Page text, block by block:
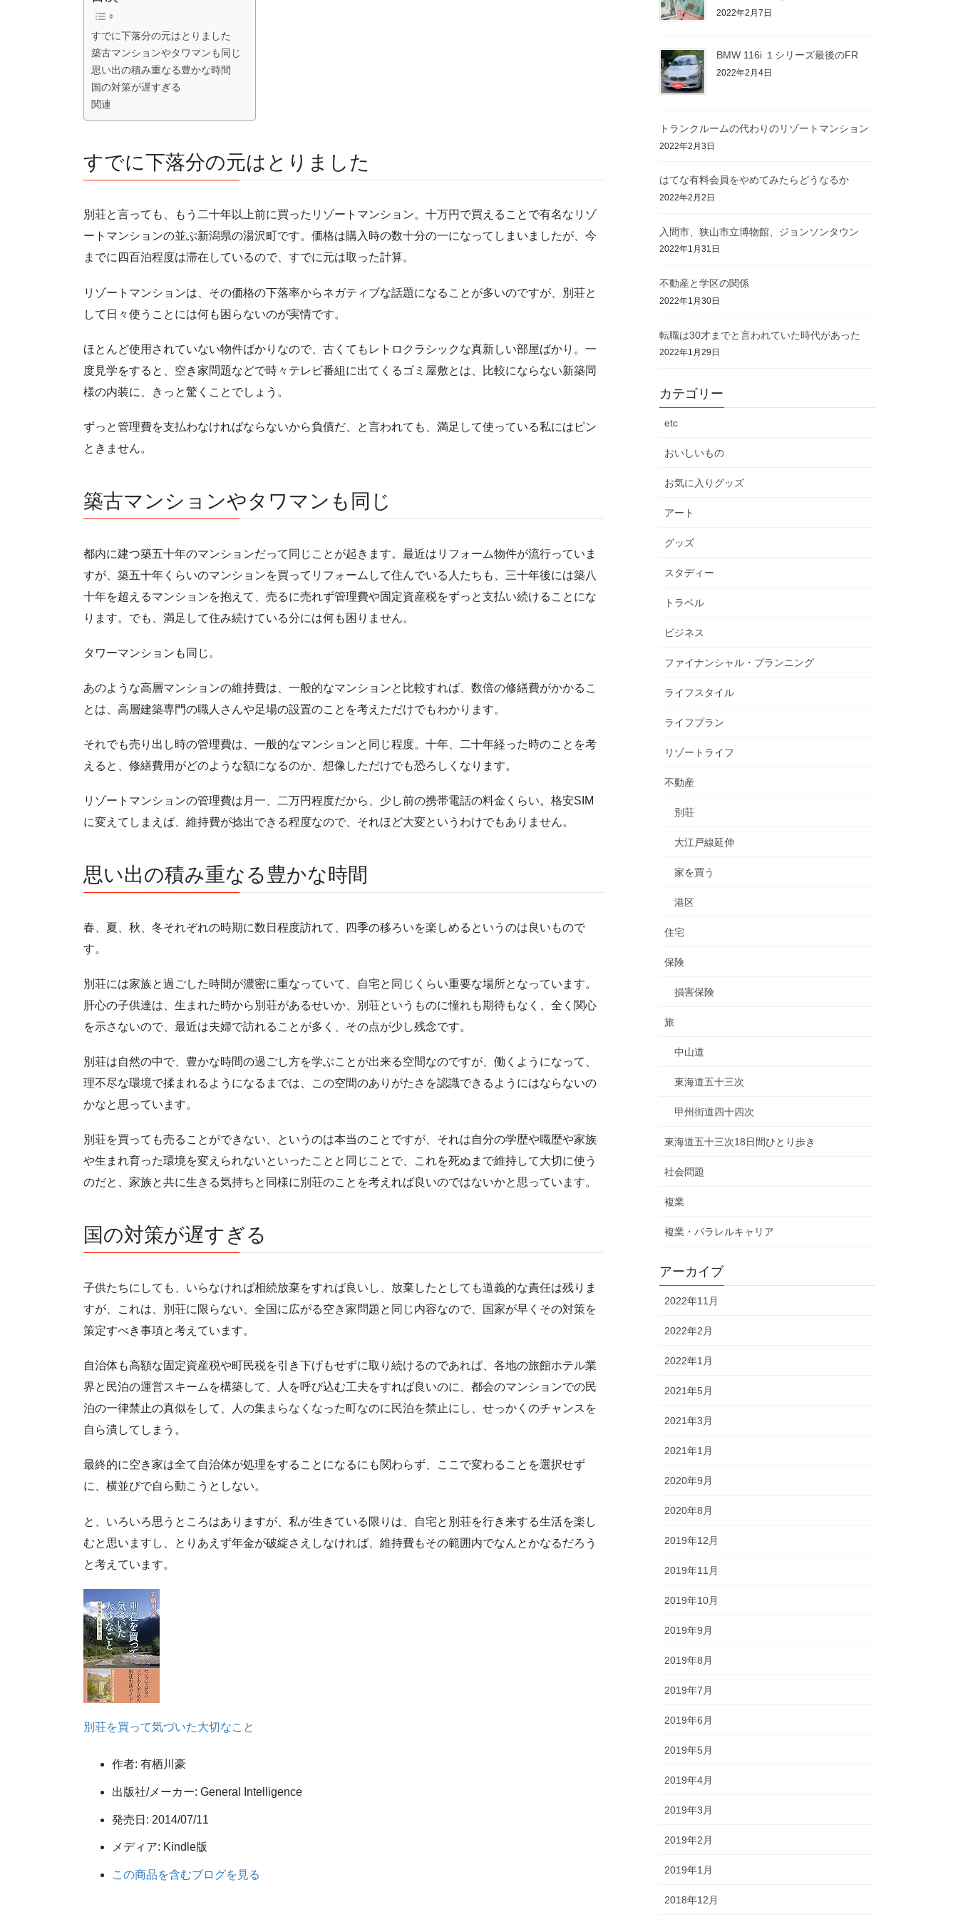
すでに下落分の元はとりました
築古マンションやタワマンも同じ
思い出の積み重なる豊かな時間
国の対策が遅すぎる
関連
すでに下落分の元はとりました
別荘と言っても、もう二十年以上前に買ったリゾートマンション。十万円で買えることで有名なリゾ
ートマンションの並ぶ新潟県の湯沢町です。価格は購入時の数十分の一になってしまいましたが、今
までに四百泊程度は滞在しているので、すでに元は取った計算。
リゾートマンションは、その価格の下落率からネガティブな話題になることが多いのですが、別荘と
して日々使うことには何も困らないのが実情です。
ほとんど使用されていない物件ばかりなので、古くてもレトロクラシックな真新しい部屋ばかり。一
度見学をすると、空き家問題などで時々テレビ番組に出てくるゴミ屋敷とは、比較にならない新築同
様の内装に、きっと驚くことでしょう。
ずっと管理費を支払わなければならないから負債だ、と言われても、満足して使っている私にはピン
ときません。
築古マンションやタワマンも同じ
都内に建つ築五十年のマンションだって同じことが起きます。最近はリフォーム物件が流行っていま
すが、築五十年くらいのマンションを買ってリフォームして住んでいる人たちも、三十年後には築八
十年を超えるマンションを抱えて、売るに売れず管理費や固定資産税をずっと支払い続けることにな
ります。でも、満足して住み続けている分には何も困りません。
タワーマンションも同じ。
あのような高層マンションの維持費は、一般的なマンションと比較すれば、数倍の修繕費がかかるこ
とは、高層建築専門の職人さんや足場の設置のことを考えただけでもわかります。
それでも売り出し時の管理費は、一般的なマンションと同じ程度。十年、二十年経った時のことを考
えると、修繕費用がどのような額になるのか、想像しただけでも恐ろしくなります。
リゾートマンションの管理費は月一、二万円程度だから、少し前の携帯電話の料金くらい。格安SIM
に変えてしまえば、維持費が捻出できる程度なので、それほど大変というわけでもありません。
思い出の積み重なる豊かな時間
春、夏、秋、冬それぞれの時期に数日程度訪れて、四季の移ろいを楽しめるというのは良いもので
す。
別荘には家族と過ごした時間が濃密に重なっていて、自宅と同じくらい重要な場所となっています。
肝心の子供達は、生まれた時から別荘があるせいか、別荘というものに憧れも期待もなく、全く関心
を示さないので、最近は夫婦で訪れることが多く、その点が少し残念です。
別荘は自然の中で、豊かな時間の過ごし方を学ぶことが出来る空間なのですが、働くようになって、
理不尽な環境で揉まれるようになるまでは、この空間のありがたさを認識できるようにはならないの
かなと思っています。
別荘を買っても売ることができない、というのは本当のことですが、それは自分の学歴や職歴や家族
や生まれ育った環境を変えられないといったことと同じことで、これを死ぬまで維持して大切に使う
のだと、家族と共に生きる気持ちと同様に別荘のことを考えれば良いのではないかと思っています。
国の対策が遅すぎる
子供たちにしても、いらなければ相続放棄をすれば良いし、放棄したとしても道義的な責任は残りま
すが、これは、別荘に限らない、全国に広がる空き家問題と同じ内容なので、国家が早くその対策を
策定すべき事項と考えています。
自治体も高額な固定資産税や町民税を引き下げもせずに取り続けるのであれば、各地の旅館ホテル業
界と民泊の運営スキームを構築して、人を呼び込む工夫をすれば良いのに、都会のマンションでの民
泊の一律禁止の真似をして、人の集まらなくなった町なのに民泊を禁止にし、せっかくのチャンスを
自ら潰してしまう。
最終的に空き家は全て自治体が処理をすることになるにも関わらず、ここで変わることを選択せず
に、横並びで自ら動こうとしない。
と、いろいろ思うところはありますが、私が生きている限りは、自宅と別荘を行き来する生活を楽し
むと思いますし、とりあえず年金が破綻さえしなければ、維持費もその範囲内でなんとかなるだろう
と考えています。
別荘を買って気づいた大切なこと
作者: 有栖川豪
出版社/メーカー: General Intelligence
発売日: 2014/07/11
メディア: Kindle版
この商品を含むブログを見る
2022年2月7日
BMW 116i １シリーズ最後のFR
2022年2月4日
トランクルームの代わりのリゾートマンション
2022年2月3日
はてな有料会員をやめてみたらどうなるか
2022年2月2日
入間市、狭山市立博物館、ジョンソンタウン
2022年1月31日
不動産と学区の関係
2022年1月30日
転職は30才までと言われていた時代があった
2022年1月29日
カテゴリー
etc
おいしいもの
お気に入りグッズ
アート
グッズ
スタディー
トラベル
ビジネス
ファイナンシャル・プランニング
ライフスタイル
ライフプラン
リゾートライフ
不動産
別荘
大江戸線延伸
家を買う
港区
住宅
保険
損害保険
旅
中山道
東海道五十三次
甲州街道四十四次
東海道五十三次18日間ひとり歩き
社会問題
複業
複業・パラレルキャリア
アーカイブ
2022年11月
2022年2月
2022年1月
2021年5月
2021年3月
2021年1月
2020年9月
2020年8月
2019年12月
2019年11月
2019年10月
2019年9月
2019年8月
2019年7月
2019年6月
2019年5月
2019年4月
2019年3月
2019年2月
2019年1月
2018年12月